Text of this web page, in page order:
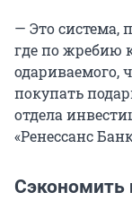
— Это система,
где по жребию
одариваемого,
покупать
отдела
«Ренессанс
Сэкономить